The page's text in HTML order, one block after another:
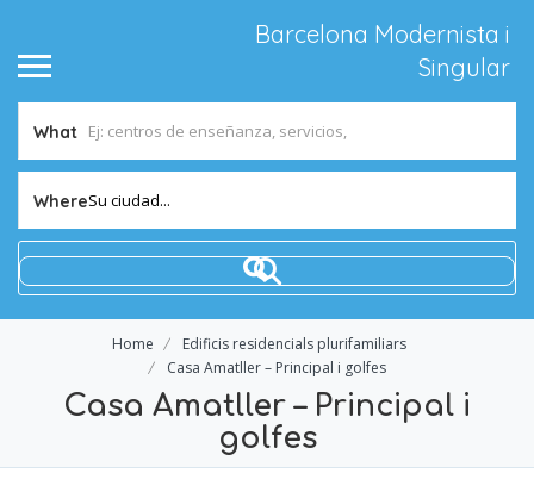
Barcelona Modernista i
Singular
What
WhereSu ciudad...
Home
Edificis residencials plurifamiliars
Casa Amatller – Principal i golfes
Casa Amatller – Principal i
golfes